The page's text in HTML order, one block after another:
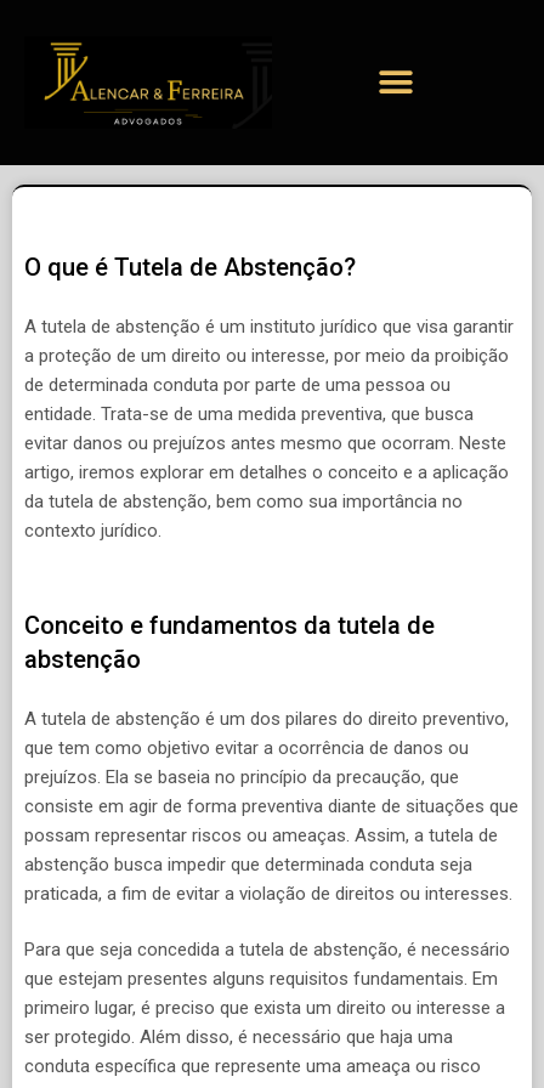
O que é Tutela de Abstenção?
A tutela de abstenção é um instituto jurídico que visa garantir
a proteção de um direito ou interesse, por meio da proibição
de determinada conduta por parte de uma pessoa ou
entidade. Trata-se de uma medida preventiva, que busca
evitar danos ou prejuízos antes mesmo que ocorram. Neste
artigo, iremos explorar em detalhes o conceito e a aplicação
da tutela de abstenção, bem como sua importância no
contexto jurídico.
Conceito e fundamentos da tutela de
abstenção
A tutela de abstenção é um dos pilares do direito preventivo,
que tem como objetivo evitar a ocorrência de danos ou
prejuízos. Ela se baseia no princípio da precaução, que
consiste em agir de forma preventiva diante de situações que
possam representar riscos ou ameaças. Assim, a tutela de
abstenção busca impedir que determinada conduta seja
praticada, a fim de evitar a violação de direitos ou interesses.
Para que seja concedida a tutela de abstenção, é necessário
que estejam presentes alguns requisitos fundamentais. Em
primeiro lugar, é preciso que exista um direito ou interesse a
ser protegido. Além disso, é necessário que haja uma
conduta específica que represente uma ameaça ou risco